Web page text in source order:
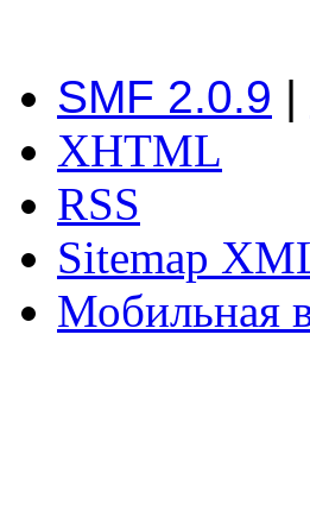
SMF 2.0.9 |
XHTML
RSS
Sitemap
Мобильная